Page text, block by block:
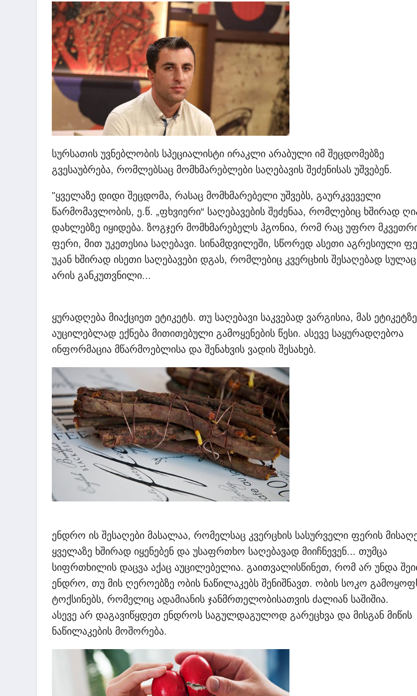
სურსათის უვნებლობის სპეციალისტი ირაკლი არაბული იმ შეცდომებზე
გვესაუბრება, რომლებსაც მომხმარებლები საღებავის შეძენისას უშვებენ.
"ყველაზე დიდი შეცდომა, რასაც მომხმარებელი უშვებს, გაურკვეველი
წარმომავლობის, ე.წ. „ფხვიერი“ საღებავების შეძენაა, რომლებიც ხშირად
დახლებზე იყიდება. ზოგჯერ მომხმარებელს ჰგონია, რომ რაც უფრო
ფერი, მით უკეთესია საღებავი. სინამდვილეში, სწორედ ასეთი აგრესიული
უკან ხშირად ისეთი საღებავები დგას, რომლებიც კვერცხის შესაღებად
არის განკუთვნილი...
ყურადღება მიაქციეთ ეტიკეტს. თუ საღებავი საკვებად ვარგისია, მას ეტიკეტზე
აუცილებლად ექნება მითითებული გამოყენების წესი. ასევე საყურადღებოა
ინფორმაცია მწარმოებლისა და შენახვის ვადის შესახებ.
ენდრო ის შესაღები მასალაა, რომელსაც კვერცხის სასურველი ფერის
ყველაზე ხშირად იყენებენ და უსაფრთხო საღებავად მიიჩნევენ... თუმცა
სიფრთხილის დაცვა აქაც აუცილებელია. გაითვალისწინეთ, რომ არ უნდა
ენდრო, თუ მის ღეროებზე ობის ნაწილაკებს შენიშნავთ. ობის სოკო
ტოქსინებს, რომელიც ადამიანის ჯანმრთელობისათვის ძალიან საშიშია.
ასევე არ დაგავიწყდეთ ენდროს საგულდაგულოდ გარეცხვა და მისგან მიწის
ნაწილაკების მოშორება.